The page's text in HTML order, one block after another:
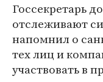
Госсекретарь
отслеживают
напомнил о
тех лиц и
участвовать в